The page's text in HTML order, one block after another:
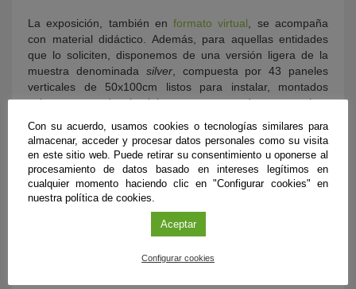
La exposición, también enformato virtual , se acompaña
con material didáctico. Además, para aquellas entidades
que lo soliciten, disponemos de una versión ligera de la
muestra denominada silver, compuesta por 43 paneles
verticales de 50x100cm listos para instalar, montados
sobre marcos de aluminio negro preparados para colgar
Esta exposición está promovida por la Fundación
Descubre, la Casa de la Ciencia-CSICy laConsejería de
Universidad, Investigación e Innovacióny cuenta con la
colaboración de laEstación Biológica de Doñana,
Sociedad Andaluza para la Divulgación de la Ciencia
Museo del Mundo Marino (actualmente extinguido).
Con su acuerdo, usamos cookies o tecnologías similares para
almacenar, acceder y procesar datos personales como su visita
en este sitio web. Puede retirar su consentimiento u oponerse al
procesamiento de datos basado en intereses legítimos en
cualquier momento haciendo clic en "Configurar cookies" en
nuestra política de cookies.
Aceptar
Configurar cookies